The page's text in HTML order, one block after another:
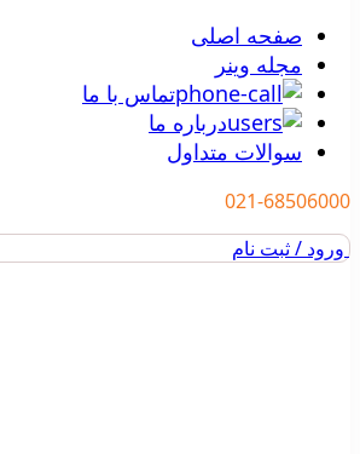
صفحه اصلی
مجله وینر
تماس با ما
درباره ما
سوالات متداول
021-68506000
ورود / ثبت نام